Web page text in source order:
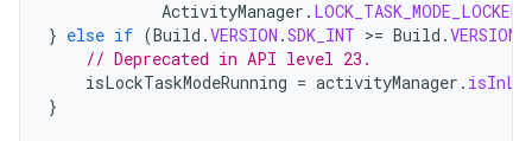
ActivityManager . LOCK_TASK_MODE_LOCKED
} else if (Build .VERSION .SDK_INT >= Build .
// Deprecated in API level 23.
isLockTaskModeRunning = activityManager .
}